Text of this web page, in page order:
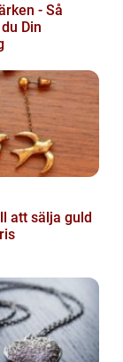
- Så
Din
att sälja guld